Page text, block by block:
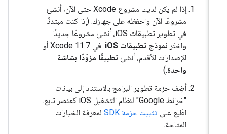
إذا لم يكن لديك مشروع Xcode حتى الآن، أنشئ
مشروعًا الآن واحفظه على جهازك. (إذا كنت مبتدئًا
في تطوير تطبيقات iOS، أنشئ مشروعًا جديدًا
واختَرنموذج تطبيقات iOS
. في Xcode 11.7 أو
الإصدارات الأقدم، أنشئتطبيقًا مزوّدًا بشاشة
واحدة.)
أضِف حزمة تطوير البرامج بالاستناد إلى بيانات
"خرائط Google" لنظام التشغيل iOS كعنصر تابع.
اطّلِع علىتثبيت حزمة SDK
لمعرفة الخيارات
المتاحة.